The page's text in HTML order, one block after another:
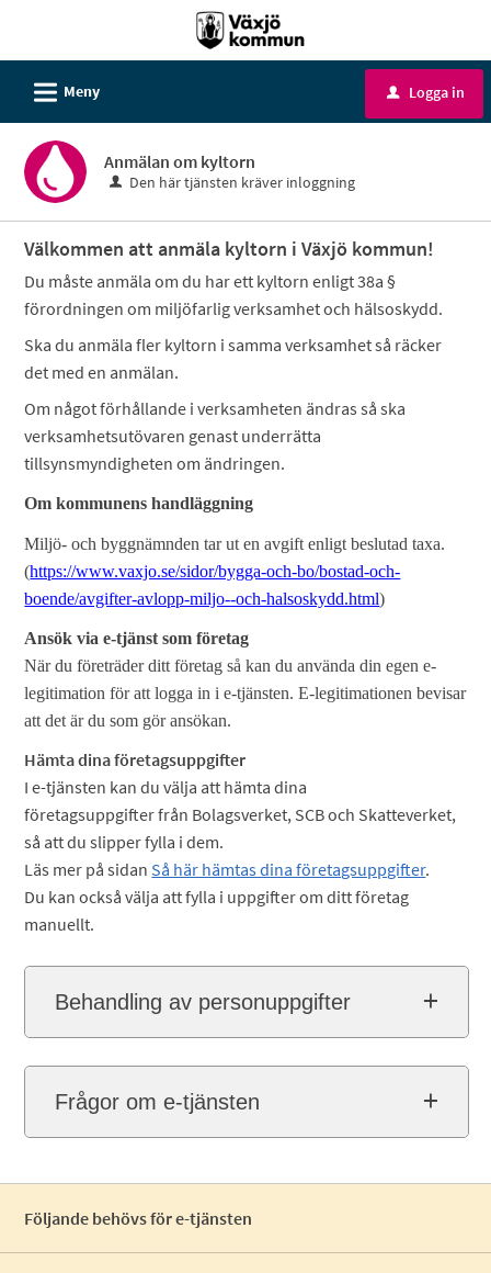
tjänster
Växjö
kommun
L Meny u Logga in
Anmälan om kyltorn
Den här tjänsten kräver inloggning
Välkommen att anmäla kyltorn i Växjö kommun!
Du måste anmäla om du har ett kyltorn enligt 38a §
förordningen om miljöfarlig verksamhet och hälsoskydd.
Ska du anmäla fler kyltorn i samma verksamhet så räcker
det med en anmälan.
Om något förhållande i verksamheten ändras så ska
verksamhetsutövaren genast underrätta
tillsynsmyndigheten om ändringen.
Om kommunens handläggning
Miljö- och byggnämnden tar ut en avgift enligt beslutad taxa.
(https://www.vaxjo.se/sidor/bygga-och-bo/bostad-och-
boende/avgifter-avlopp-miljo--och-halsoskydd.html)
Ansök via e-tjänst som företag
När du företräder ditt företag så kan du använda din egen e-
legitimation för att logga in i e-tjänsten. E-legitimationen bevisar
att det är du som gör ansökan.
Hämta dina företagsuppgifter
I e-tjänsten kan du välja att hämta dina
företagsuppgifter från Bolagsverket, SCB och Skatteverket,
så att du slipper fylla i dem.
Läs mer på sidan Så här hämtas dina företagsuppgifter.
Du kan också välja att fylla i uppgifter om ditt företag
manuellt.
Behandling av personuppgifter
Frågor om e-tjänsten
Följande behövs för e-tjänsten